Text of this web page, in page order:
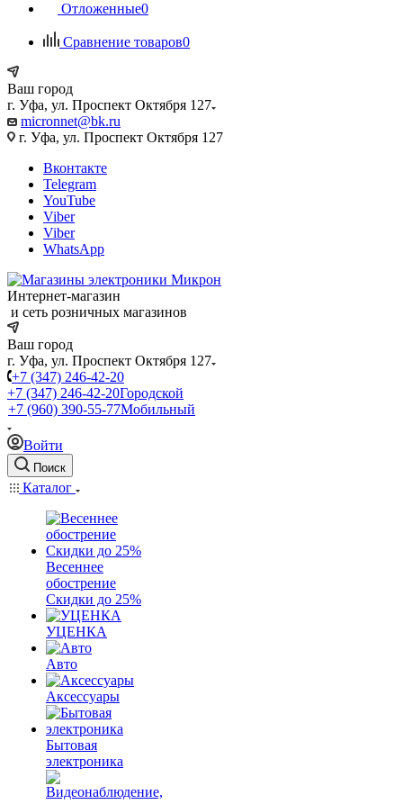
Отложенные0
Сравнение товаров0
Ваш город
г. Уфа, ул. Проспект Октября 127
micronnet@bk.ru
г. Уфа, ул. Проспект Октября 127
Вконтакте
Telegram
YouTube
Viber
Viber
WhatsApp
Интернет-магазин
и сеть розничных магазинов
Ваш город
г. Уфа, ул. Проспект Октября 127
+7 (347) 246-42-20
+7 (347) 246-42-20Городской
+7 (960) 390-55-77Мобильный
Войти
Поиск
Каталог
Весеннее
обострение
Скидки до 25%
УЦЕНКА
Авто
Аксессуары
Бытовая
электроника